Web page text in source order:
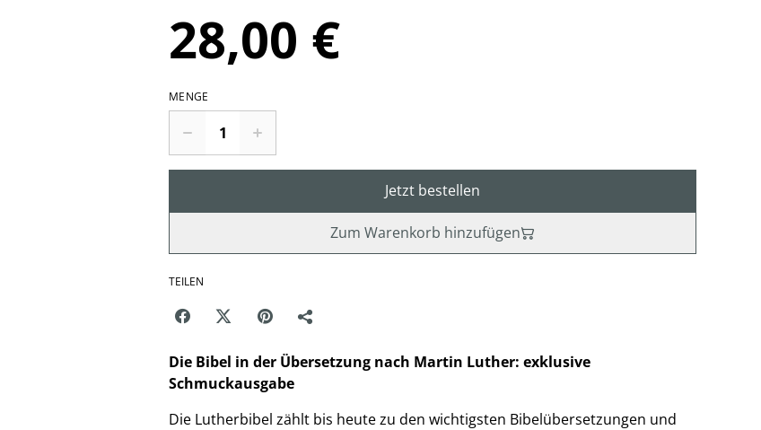
28,00 €
MENGE
Jetzt bestellen
Zum Warenkorb hinzufügen
TEILEN
Die Bibel in der Übersetzung nach Martin Luther: exklusive
Schmuckausgabe
Die Lutherbibel zählt bis heute zu den wichtigsten Bibelübersetzungen und